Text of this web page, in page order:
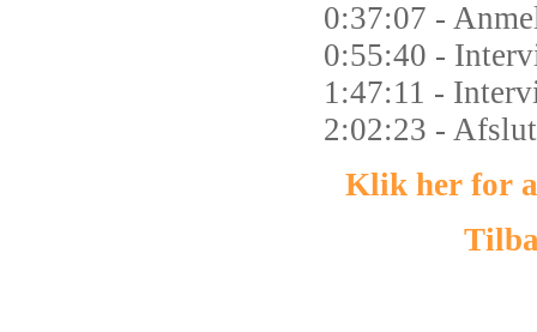
0:37:07 -
0:55:40 -
1:47:11 -
2:02:23 -
Klik her for